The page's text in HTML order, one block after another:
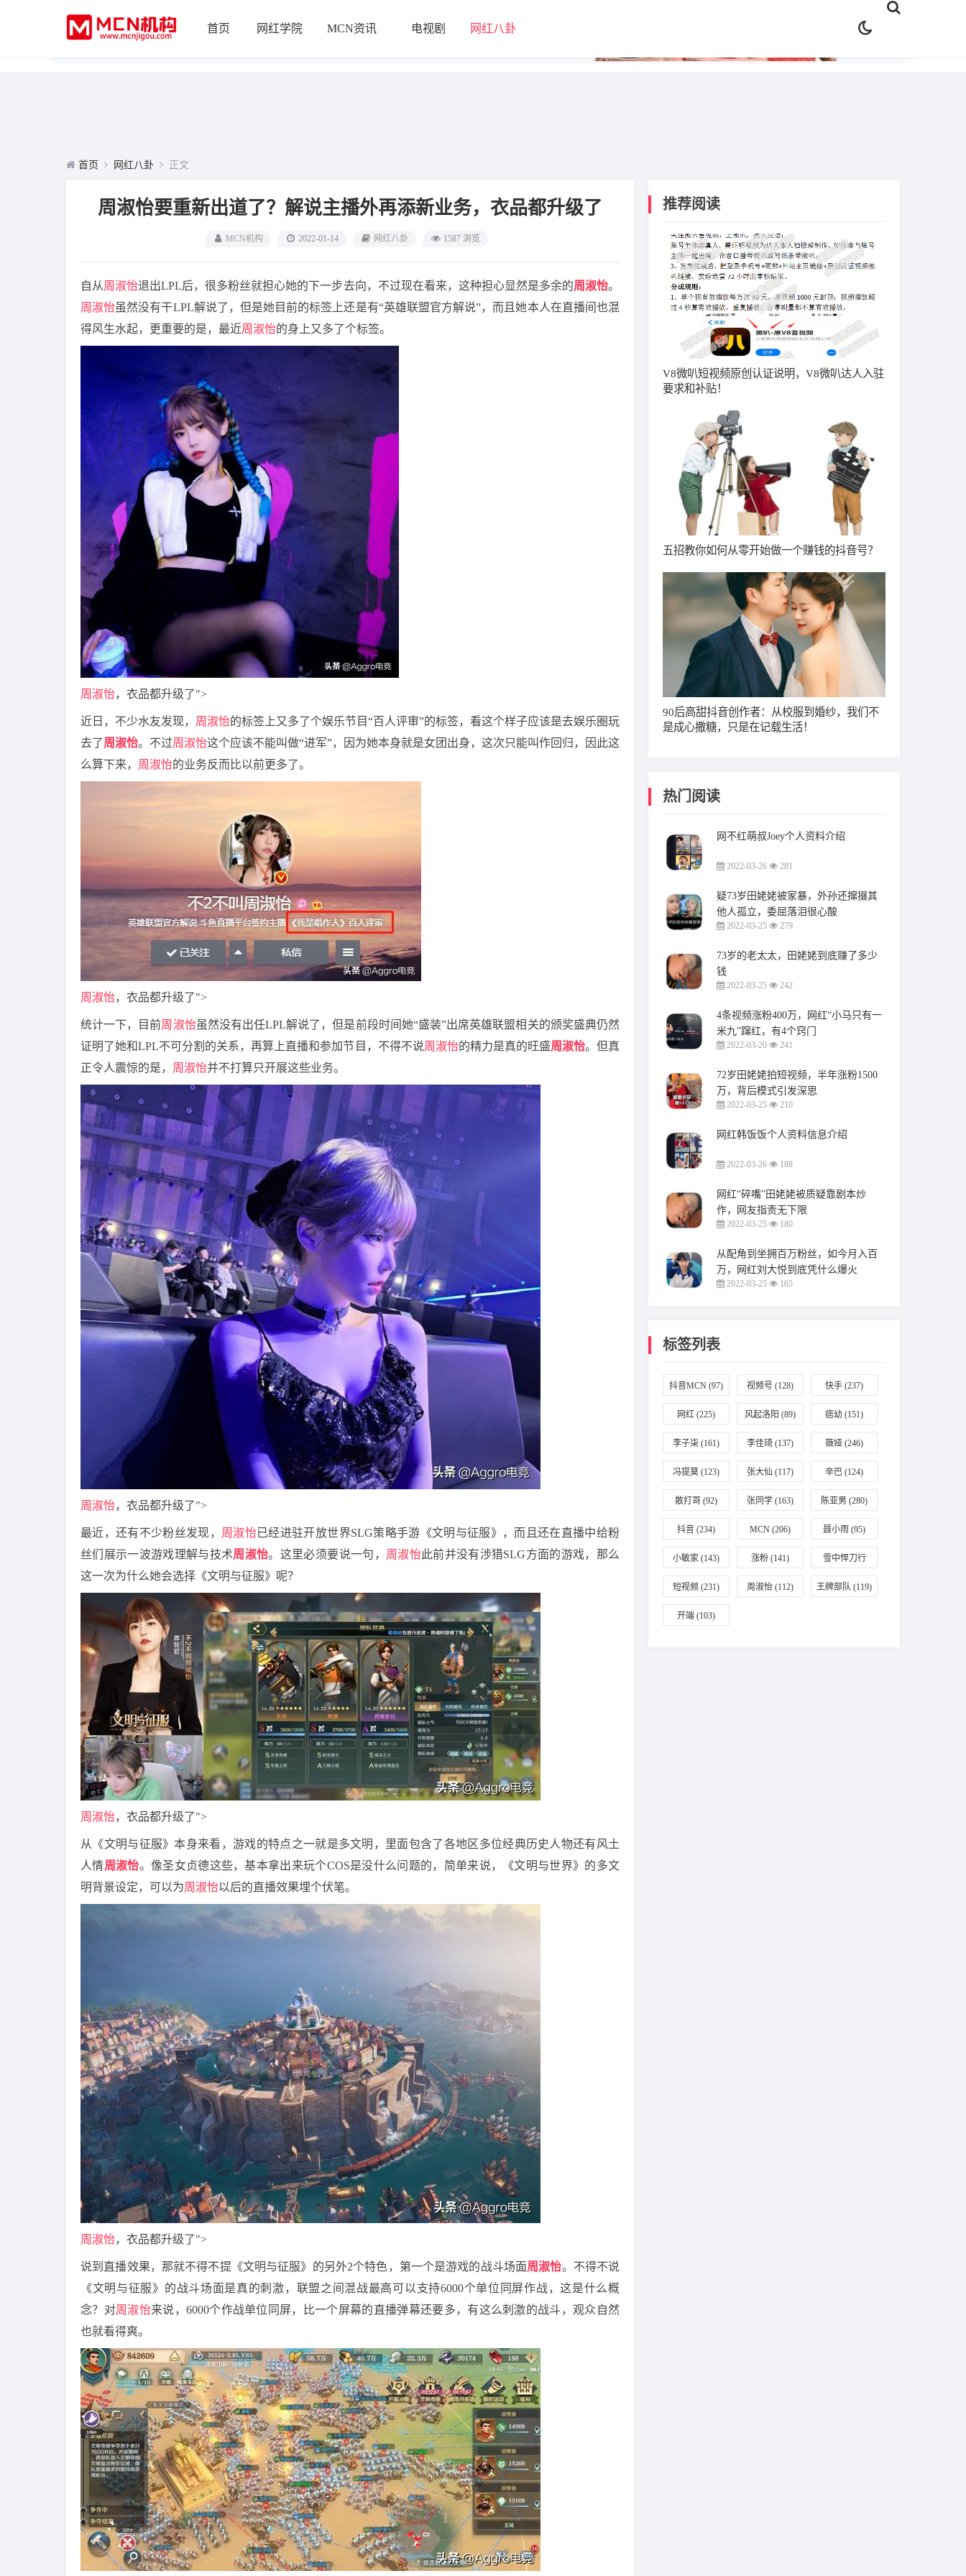
首页 网红学院 MCN资讯 电视剧 网红八卦
首页 网红八卦 正文
周淑怡要重新出道了？解说主播外再添新业务，衣品都升级了
MCN机构 2022-01-14 网红八卦 1587 浏览
自从周淑怡退出LPL后，很多粉丝就担心她的下一步去向，不过现在看来，这种担心显然是多余的周淑怡。
周淑怡虽然没有干LPL解说了，但是她目前的标签上还是有“英雄联盟官方解说”，而且她本人在直播间也混
得风生水起，更重要的是，最近周淑怡的身上又多了个标签。
周淑怡，衣品都升级了">
近日，不少水友发现， 周淑怡的标签上又多了个娱乐节目“百人评审”的标签，看这个样子应该是去娱乐圈玩
去了周淑怡。不过周淑怡这个应该不能叫做“进军”，因为她本身就是女团出身，这次只能叫作回归，因此这
么算下来， 周淑怡的业务反而比以前更多了。
周淑怡，衣品都升级了">
统计一下，目前周淑怡虽然没有出任LPL解说了，但是前段时间她“盛装”出席英雄联盟相关的颁奖盛典仍然
证明了她和LPL不可分割的关系，再算上直播和参加节目，不得不说周淑怡的精力是真的旺盛周淑怡。但真
正令人震惊的是， 周淑怡并不打算只开展这些业务。
周淑怡，衣品都升级了">
最近，还有不少粉丝发现， 周淑怡已经进驻开放世界SLG策略手游《文明与征服》，而且还在直播中给粉
丝们展示一波游戏理解与技术周淑怡。这里必须要说一句， 周淑怡此前并没有涉猎SLG方面的游戏，那么
这一次为什么她会选择《文明与征服》呢？
周淑怡，衣品都升级了">
从《文明与征服》本身来看，游戏的特点之一就是多文明，里面包含了各地区多位经典历史人物还有风土
人情周淑怡。像圣女贞德这些，基本拿出来玩个COS是没什么问题的，简单来说，《文明与世界》的多文
明背景设定，可以为周淑怡以后的直播效果埋个伏笔。
周淑怡，衣品都升级了">
说到直播效果，那就不得不提《文明与征服》的另外2个特色，第一个是游戏的战斗场面周淑怡。不得不说
《文明与征服》的战斗场面是真的刺激，联盟之间混战最高可以支持6000个单位同屏作战，这是什么概
念？对周淑怡来说，6000个作战单位同屏，比一个屏幕的直播弹幕还要多，有这么刺激的战斗，观众自然
也就看得爽。
推荐阅读
V8微叭短视频原创认证说明，V8微叭达人入驻
要求和补贴！
五招教你如何从零开始做一个赚钱的抖音号？
90后高甜抖音创作者：从校服到婚纱，我们不
是成心撒糖，只是在记载生活！
热门阅读
网不红萌叔Joey个人资料介绍
2022-03-26 281
疑73岁田姥姥被家暴，外孙还撺掇其
他人孤立，委屈落泪很心酸
2022-03-25 279
73岁的老太太，田姥姥到底赚了多少
钱
2022-03-25 242
4条视频涨粉400万，网红“小马只有一
米九”蹿红，有4个窍门
2022-03-20 241
72岁田姥姥拍短视频，半年涨粉1500
万，背后模式引发深思
2022-03-25 210
网红韩饭饭个人资料信息介绍
2022-03-26 188
网红“碎嘴”田姥姥被质疑靠剧本炒
作，网友指责无下限
2022-03-25 180
从配角到坐拥百万粉丝，如今月入百
万，网红刘大悦到底凭什么爆火
2022-03-25 165
标签列表
抖音MCN (97) 视频号 (128) 快手 (237)
网红 (225) 风起洛阳 (89) 痞幼 (151)
李子柒 (161) 李佳琦 (137) 薇娅 (246)
冯提莫 (123) 张大仙 (117) 辛巴 (124)
散打哥 (92) 张同学 (163) 陈亚男 (280)
抖音 (234) MCN (206) 聂小雨 (95)
小敏家 (143) 涨粉 (141) 雪中悍刀行
(196)
短视频 (231) 周淑怡 (112) 王牌部队 (119)
开端 (103)